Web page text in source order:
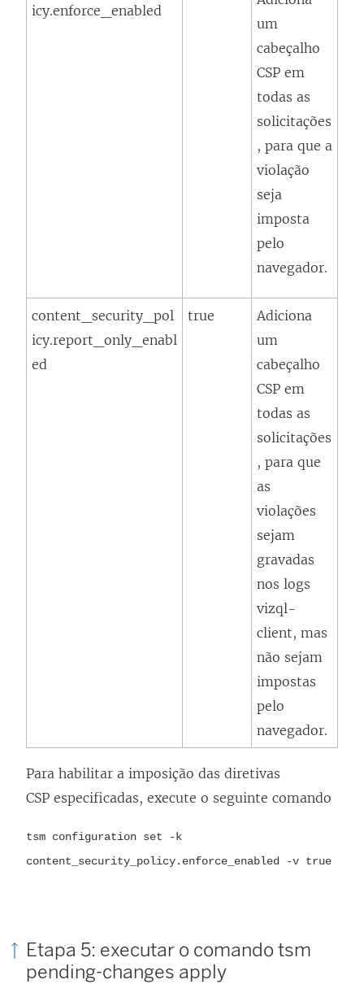
icy.enforce_enabled
um
cabeçalho
CSP em
todas as
solicitações
, para que a
violação
seja
imposta
pelo
navegador.
content_security_pol
icy.report_only_enabl
ed
true
Adiciona
um
cabeçalho
CSP em
todas as
solicitações
, para que
as
violações
sejam
gravadas
nos logs
vizql-
client, mas
não sejam
impostas
pelo
navegador.
Para habilitar a imposição das diretivas
CSP especificadas, execute o seguinte comando
tsm configuration set -k
content_security_policy.enforce_enabled -v true
Etapa 5: executar o comando tsm
pending-changes apply